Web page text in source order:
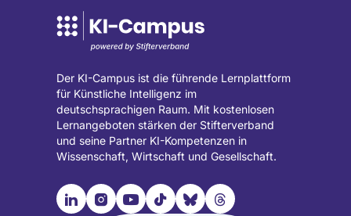
Der KI-Campus ist die führende Lernplattform
für Künstliche Intelligenz im
deutschsprachigen Raum. Mit kostenlosen
Lernangeboten stärken der Stifterverband
und seine Partner KI-Kompetenzen in
Wissenschaft, Wirtschaft und Gesellschaft.

Besuche
📹︎
Besuche
📺︎
Besuche
🎵︎
Besuche
🦋︎
Besuche
🧵︎
Besuche